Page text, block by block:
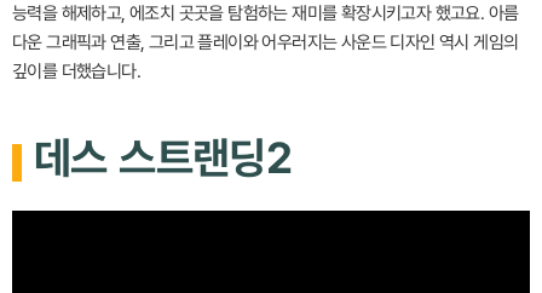
능력을 해제하고, 에조치 곳곳을 탐험하는 재미를 확장시키고자 했고요. 아름
다운 그래픽과 연출, 그리고 플레이와 어우러지는 사운드 디자인 역시 게임의
깊이를 더했습니다.
데스 스트랜딩2